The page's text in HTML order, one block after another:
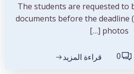
The students are requested
documents before the deadline
photos […]
0 قراءة المزيد